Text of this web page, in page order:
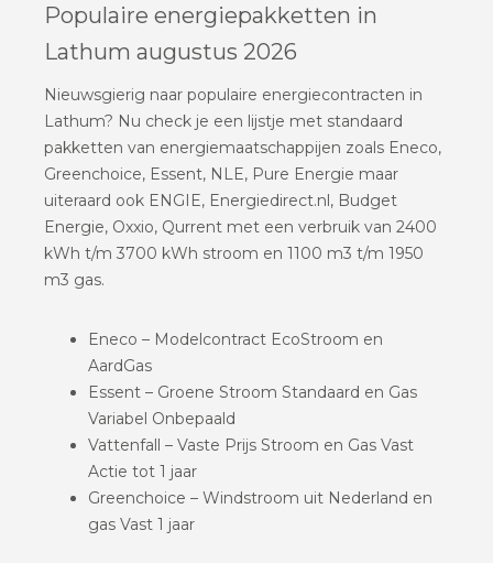
Populaire energiepakketten in
Lathum augustus 2026
Nieuwsgierig naar populaire energiecontracten in
Lathum? Nu check je een lijstje met standaard
pakketten van energiemaatschappijen zoals Eneco,
Greenchoice, Essent, NLE, Pure Energie maar
uiteraard ook ENGIE, Energiedirect.nl, Budget
Energie, Oxxio, Qurrent met een verbruik van 2400
kWh t/m 3700 kWh stroom en 1100 m3 t/m 1950
m3 gas.
Eneco – Modelcontract EcoStroom en
AardGas
Essent – Groene Stroom Standaard en Gas
Variabel Onbepaald
Vattenfall – Vaste Prijs Stroom en Gas Vast
Actie tot 1 jaar
Greenchoice – Windstroom uit Nederland en
gas Vast 1 jaar